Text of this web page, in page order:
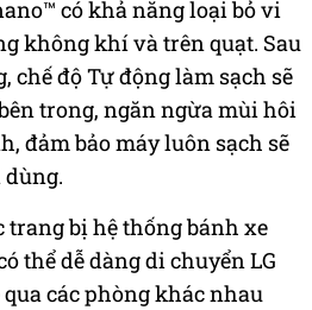
có khả năng loại bỏ vi
không khí và trên quạt. Sau
chế độ Tự động làm sạch sẽ
trong, ngăn ngừa mùi hôi
đảm bảo máy luôn sạch sẽ
trang bị hệ thống bánh xe
thể dễ dàng di chuyển LG
các phòng khác nhau